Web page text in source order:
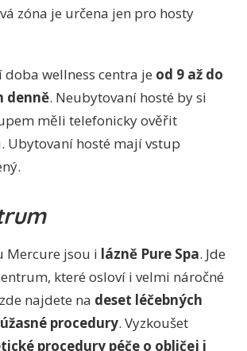
zóna je určena jen pro hosty
doba wellness centra je od 9 až do
denně. Neubytovaní hosté by si
měli telefonicky ověřit
Ubytovaní hosté mají vstup
Mercure jsou i lázně Pure Spa. Jde
které osloví i velmi náročné
najdete na deset léčebných
procedury. Vyzkoušet
procedury péče o obličej i